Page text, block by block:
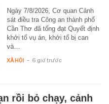
Ngày 7/8/2026, Cơ quan Cảnh
sát điều tra Công an thành phố
Cần Thơ đã tống đạt Quyết định
khởi tố vụ án, khởi tố bị can
và…
XÃ HỘI - 6 giờ trước
rồi bỏ chạy, cảnh